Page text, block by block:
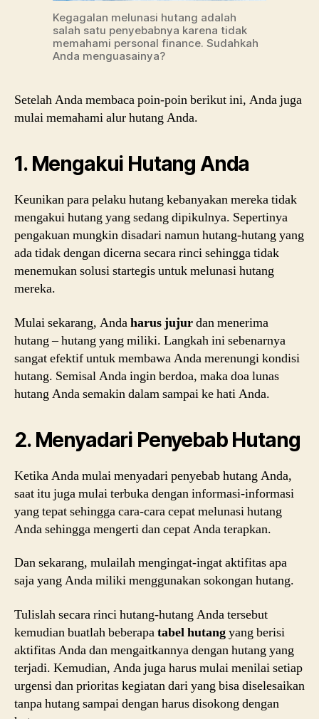
Kegagalan melunasi hutang adalah
salah satu penyebabnya karena tidak
memahami personal finance. Sudahkah
Anda menguasainya?
Setelah Anda membaca poin-poin berikut ini, Anda juga
mulai memahami alur hutang Anda.
1. Mengakui Hutang Anda
Keunikan para pelaku hutang kebanyakan mereka tidak
mengakui hutang yang sedang dipikulnya. Sepertinya
pengakuan mungkin disadari namun hutang-hutang yang
ada tidak dengan dicerna secara rinci sehingga tidak
menemukan solusi startegis untuk melunasi hutang
mereka.
Mulai sekarang, Andaharus jujurdan menerima
hutang – hutang yang miliki. Langkah ini sebenarnya
sangat efektif untuk membawa Anda merenungi kondisi
hutang. Semisal Anda ingin berdoa, maka doa lunas
hutang Anda semakin dalam sampai ke hati Anda.
2. Menyadari Penyebab Hutang
Ketika Anda mulai menyadari penyebab hutang Anda,
saat itu juga mulai terbuka dengan informasi-informasi
yang tepat sehingga cara-cara cepat melunasi hutang
Anda sehingga mengerti dan cepat Anda terapkan.
Dan sekarang, mulailah mengingat-ingat aktifitas apa
saja yang Anda miliki menggunakan sokongan hutang.
Tulislah secara rinci hutang-hutang Anda tersebut
kemudian buatlah beberapatabel hutangyang berisi
aktifitas Anda dan mengaitkannya dengan hutang yang
terjadi. Kemudian, Anda juga harus mulai menilai setiap
urgensi dan prioritas kegiatan dari yang bisa diselesaikan
tanpa hutang sampai dengan harus disokong dengan